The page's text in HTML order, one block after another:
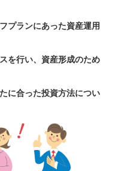
プランにあった資産運用
を行い、資産形成のため
に合った投資方法につい